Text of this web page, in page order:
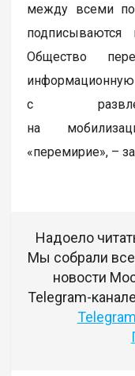
между всеми
подписываются
Общество
с
на
«перемирие», –
Надоело
Мы собрали
новости
Telegram-